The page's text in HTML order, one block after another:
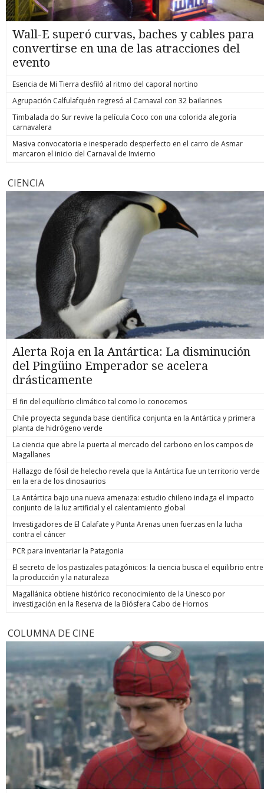
Wall-E superó curvas, baches y cables para
convertirse en una de las atracciones del
evento
Esencia de Mi Tierra desfiló al ritmo del caporal nortino
Agrupación Calfulafquén regresó al Carnaval con 32 bailarines
Timbalada do Sur revive la película Coco con una colorida alegoría
carnavalera
Masiva convocatoria e inesperado desperfecto en el carro de Asmar
marcaron el inicio del Carnaval de Invierno
CIENCIA
Alerta Roja en la Antártica: La disminución
del Pingüino Emperador se acelera
drásticamente
El fin del equilibrio climático tal como lo conocemos
Chile proyecta segunda base científica conjunta en la Antártica y primera
planta de hidrógeno verde
La ciencia que abre la puerta al mercado del carbono en los campos de
Magallanes
Hallazgo de fósil de helecho revela que la Antártica fue un territorio verde
en la era de los dinosaurios
La Antártica bajo una nueva amenaza: estudio chileno indaga el impacto
conjunto de la luz artificial y el calentamiento global
Investigadores de El Calafate y Punta Arenas unen fuerzas en la lucha
contra el cáncer
PCR para inventariar la Patagonia
El secreto de los pastizales patagónicos: la ciencia busca el equilibrio entre
la producción y la naturaleza
Magallánica obtiene histórico reconocimiento de la Unesco por
investigación en la Reserva de la Biósfera Cabo de Hornos
COLUMNA DE CINE